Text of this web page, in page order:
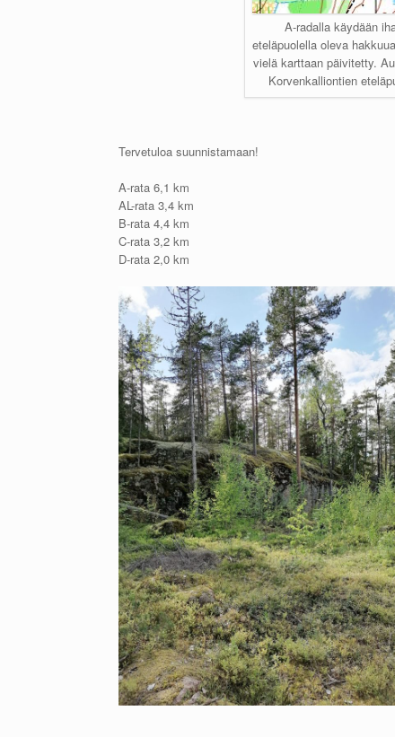
A-radalla käydään
eteläpuolella oleva
vielä karttaan päivitetty.
Korvenkalliontien
Tervetuloa suunnistamaan!
A-rata 6,1 km
AL-rata 3,4 km
B-rata 4,4 km
C-rata 3,2 km
D-rata 2,0 km